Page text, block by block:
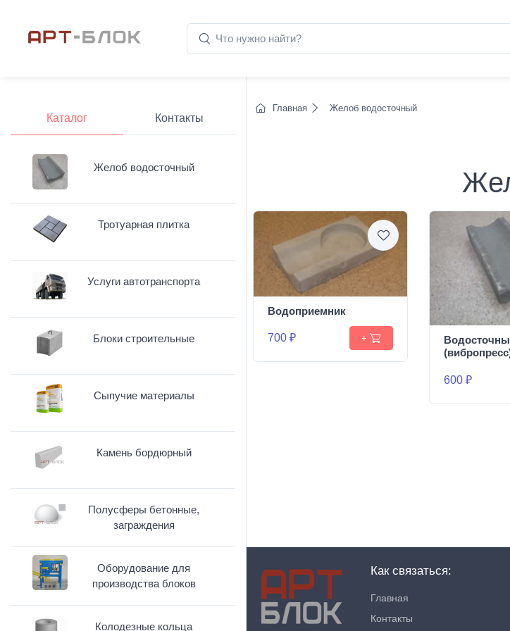
Главная Желоб водосточный
Водоприемник
700 ₽ +
600 ₽
Каталог Контакты
Желоб водосточный
Тротуарная плитка
Услуги автотранспорта
Блоки строительные
Сыпучие материалы
Камень бордюрный
Полусферы бетонные,
заграждения
Оборудование для
производства блоков
Колодезные кольца
Как связаться:
Главная
Контакты